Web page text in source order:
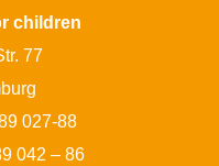
children
77
027-88
042 – 86